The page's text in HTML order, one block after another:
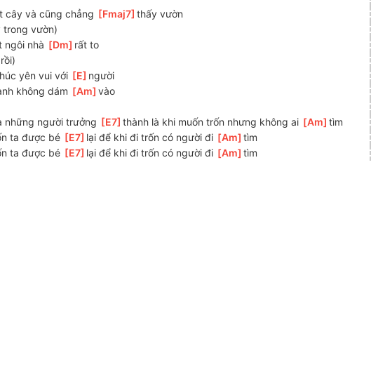
cây và cũng chẳng [Fmaj7 ]
thấy vườn
trong vườn)
ngôi nhà [ Dm ]rất to
yên vui với [E ]người
không dám [ Am ]
vào
những người trưởng [E7 ]
thành là khi muốn trốn nhưng không ai [ Am ]
tìm
ta được bé [E7 ]lại để khi đi trốn có người đi [ Am ]
tìm
ta được bé [E7 ]lại để khi đi trốn có người đi [ Am ]
tìm